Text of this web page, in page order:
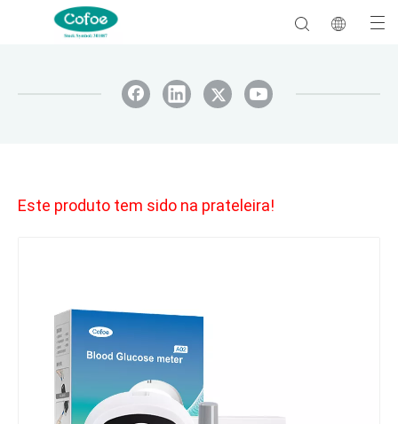
Este produto tem sido na prateleira!